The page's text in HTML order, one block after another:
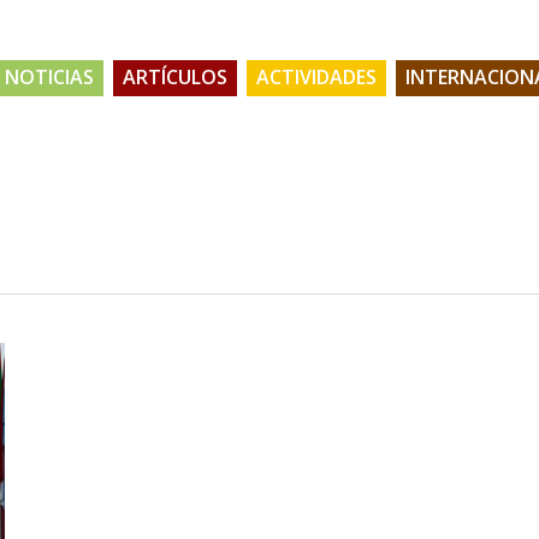
NOTICIAS ARTÍCULOS ACTIVIDADES